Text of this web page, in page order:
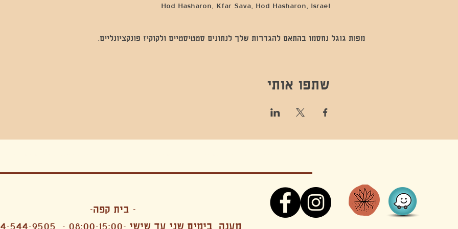
Hod Hasharon, Kfar Sava, Hod Hasharon, Israel
מפות גוגל נחסמו בהתאם להגדרות שלך לנתונים סטטיסטיים ולקוקיז פונקציונליים.
שתפו אותי
- בית קפה-
מענה בימים שני עד שישי -08:00-15:00 -
544-9505